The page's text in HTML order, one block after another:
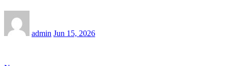
admin Jun 15, 2026